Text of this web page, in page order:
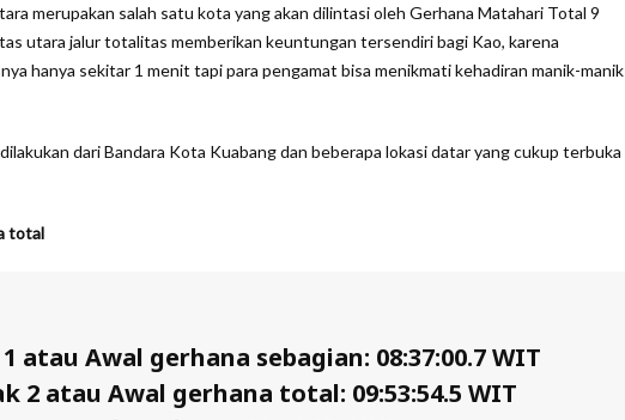
merupakan salah satu kota yang akan dilintasi oleh Gerhana Matahari Total 9
utara jalur totalitas memberikan keuntungan tersendiri bagi Kao, karena
hanya sekitar 1 menit tapi para pengamat bisa menikmati kehadiran manik-manik
dari Bandara Kota Kuabang dan beberapa lokasi datar yang cukup terbuka
total
atau Awal gerhana sebagian: 08:37:00.7 WIT
2 atau Awal gerhana total: 09:53:54.5 WIT